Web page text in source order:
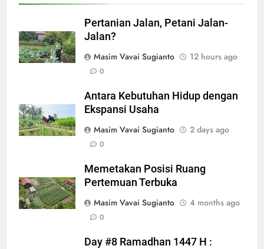
Pertanian Jalan, Petani Jalan-
Jalan?
Masim Vavai Sugianto
12 hours ago
0
Antara Kebutuhan Hidup dengan
Ekspansi Usaha
Masim Vavai Sugianto
2 days ago
0
Memetakan Posisi Ruang
Pertemuan Terbuka
Masim Vavai Sugianto
4 months ago
0
Day #8 Ramadhan 1447 H :